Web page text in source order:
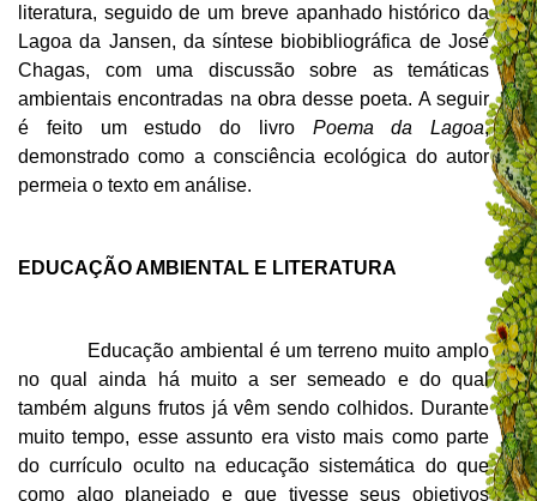
literatura, seguido de um breve apanhado histórico da
Lagoa da Jansen, da síntese biobibliográfica de José
Chagas, com uma discussão sobre as temáticas
ambientais encontradas na obra desse poeta. A seguir
é feito um estudo do livro Poema da Lagoa,
demonstrado como a consciência ecológica do autor
permeia o texto em análise.
EDUCAÇÃO AMBIENTAL E LITERATURA
Educação ambiental é um terreno muito amplo
no qual ainda há muito a ser semeado e do qual
também alguns frutos já vêm sendo colhidos. Durante
muito tempo, esse assunto era visto mais como parte
do currículo oculto na educação sistemática do que
como algo planejado e que tivesse seus objetivos